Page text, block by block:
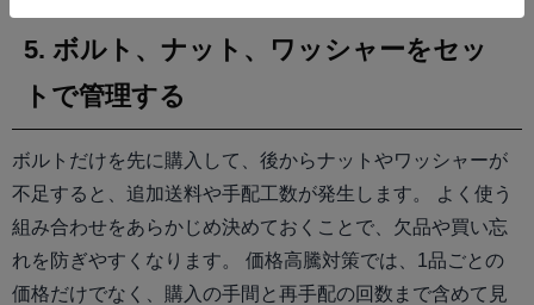
5. ボルト、ナット、ワッシャーをセッ
トで管理する
ボルトだけを先に購入して、後からナットやワッシャーが
不足すると、追加送料や手配工数が発生します。 よく使う
組み合わせをあらかじめ決めておくことで、欠品や買い忘
れを防ぎやすくなります。 価格高騰対策では、1品ごとの
価格だけでなく、購入の手間と再手配の回数まで含めて見